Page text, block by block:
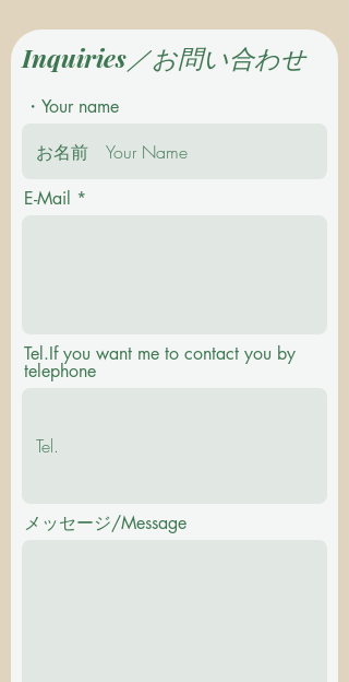
Inquiries／お問い合わせ
・Your name
E-Mail
Tel.If you want me to contact you by
telephone
メッセージ/Message